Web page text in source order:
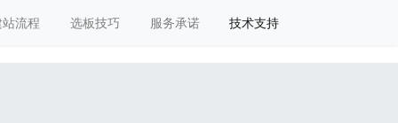
站流程 选板技巧 服务承诺 技术支持